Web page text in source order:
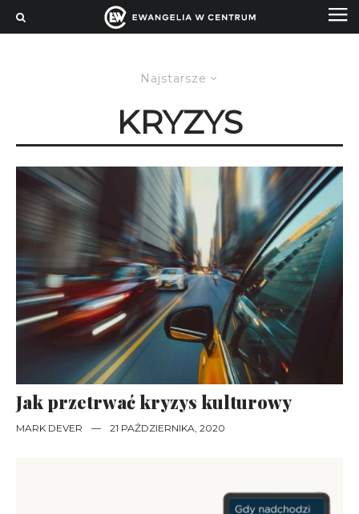
Najstarsze
KRYZYS
Jak przetrwać kryzys kulturowy
MARK DEVER — 21 PAŹDZIERNIKA, 2020